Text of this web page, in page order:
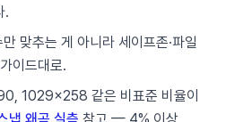
.
만 맞추는 게 아니라 세이프존·파일
이드대로.
1029×258 같은 비표준 비율이